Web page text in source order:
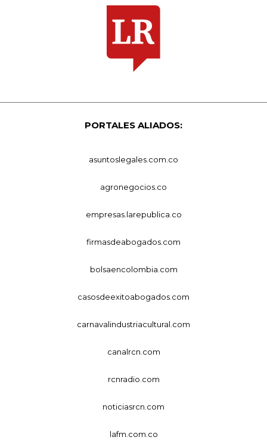
PORTALES ALIADOS:
asuntoslegales.com.co
agronegocios.co
empresas.larepublica.co
firmasdeabogados.com
bolsaencolombia.com
casosdeexitoabogados.com
carnavalindustriacultural.com
canalrcn.com
rcnradio.com
noticiasrcn.com
lafm.com.co